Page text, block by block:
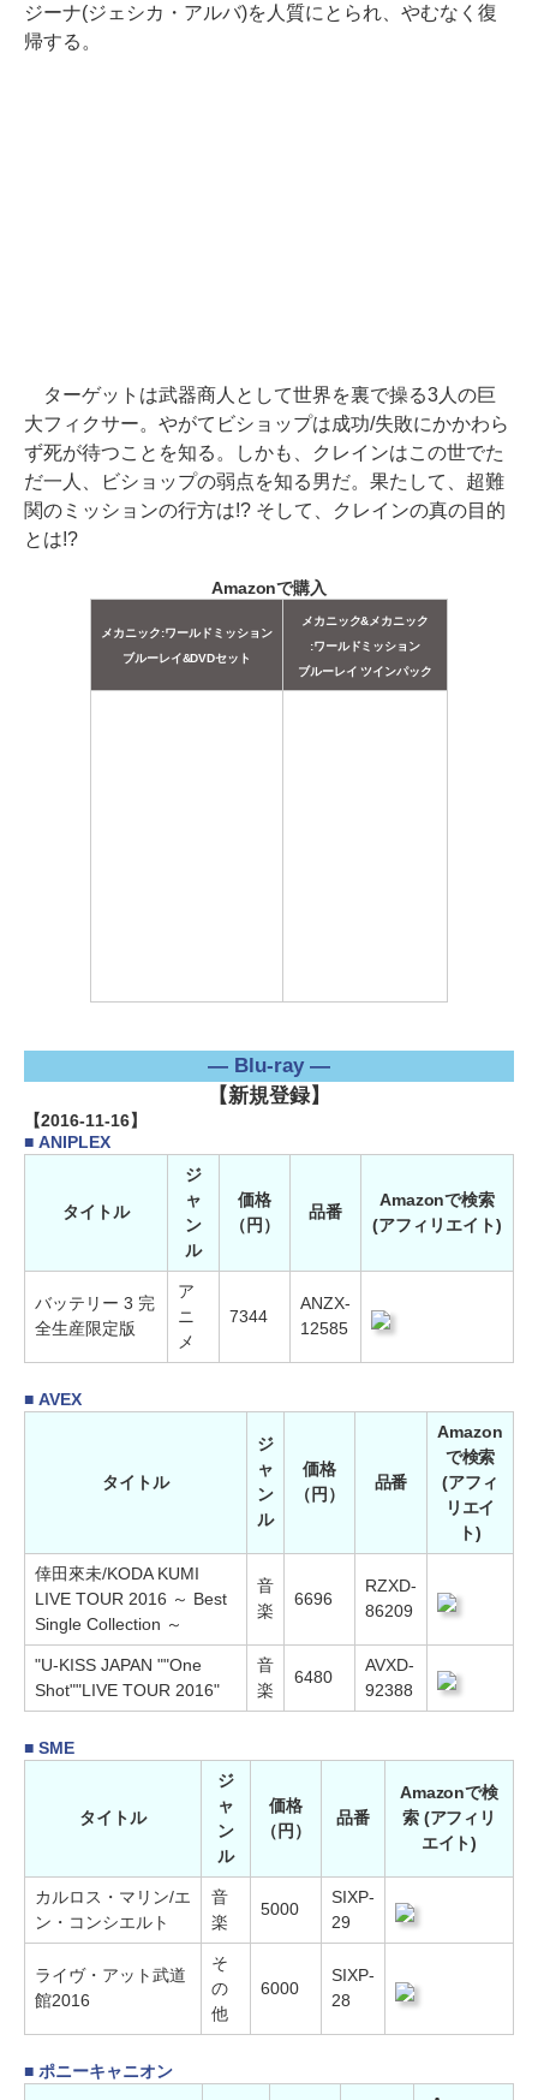
ジーナ(ジェシカ・アルバ)を人質にとられ、やむなく復
帰する。
ターゲットは武器商人として世界を裏で操る3人の巨
大フィクサー。やがてビショップは成功/失敗にかかわら
ず死が待つことを知る。しかも、クレインはこの世でた
だ一人、ビショップの弱点を知る男だ。果たして、超難
関のミッションの行方は!? そして、クレインの真の目的
とは!?
Amazonで購入
メカニック:ワールドミッション
ブルーレイ&DVDセット
メカニック&メカニック
:ワールドミッション
ブルーレイ ツインパック
― Blu-ray ―
【新規登録】
【2016-11-16】
■ ANIPLEX
タイトル
ジ
ャ
ン
ル
価格
（円）
品番
Amazonで検索
(アフィリエイト)
バッテリー 3 完
全生産限定版
ア
ニ
メ
7344
ANZX-
12585
■ AVEX
タイトル
ジ
ャ
ン
ル
価格
（円）
品番
Amazon
で検索
(アフィ
リエイ
ト)
倖田來未/KODA KUMI
LIVE TOUR 2016 ～ Best
Single Collection ～
音
楽
6696
RZXD-
86209
"U-KISS JAPAN ""One
Shot""LIVE TOUR 2016"
音
楽
6480
AVXD-
92388
■ SME
タイトル
ジ
ャ
ン
ル
価格
（円）
品番
Amazonで検
索 (アフィリ
エイト)
カルロス・マリン/エ
ン・コンシエルト
音
楽
5000
SIXP-
29
ライヴ・アット武道
館2016
そ
の
他
6000
SIXP-
28
■ ポニーキャニオン